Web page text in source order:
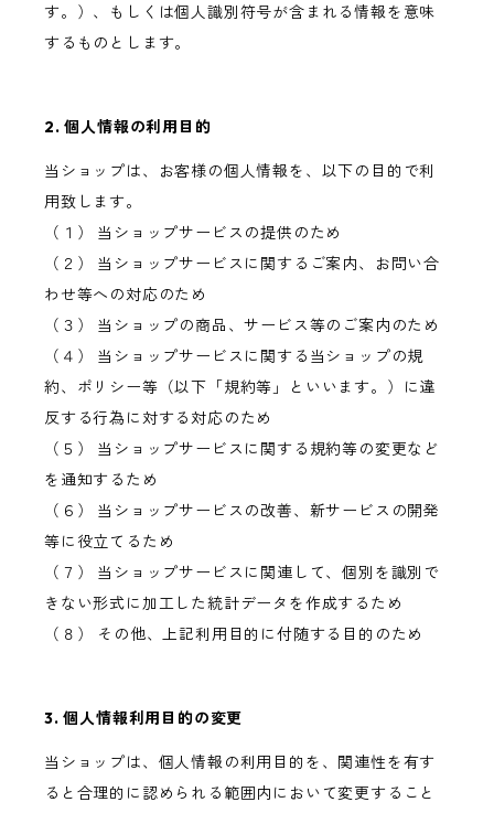
す。）、もしくは個人識別符号が含まれる情報を意味
するものとします。
2. 個人情報の利用目的
当ショップは、お客様の個人情報を、以下の目的で利
用致します。
（１） 当ショップサービスの提供のため
（２） 当ショップサービスに関するご案内、お問い合
わせ等への対応のため
（３） 当ショップの商品、サービス等のご案内のため
（４） 当ショップサービスに関する当ショップの規
約、ポリシー等（以下「規約等」といいます。）に違
反する行為に対する対応のため
（５） 当ショップサービスに関する規約等の変更など
を通知するため
（６） 当ショップサービスの改善、新サービスの開発
等に役立てるため
（７） 当ショップサービスに関連して、個別を識別で
きない形式に加工した統計データを作成するため
（８） その他、上記利用目的に付随する目的のため
3. 個人情報利用目的の変更
当ショップは、個人情報の利用目的を、関連性を有す
ると合理的に認められる範囲内において変更すること